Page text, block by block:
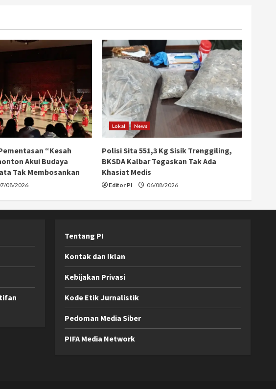
“Kesah
Akui Budaya
Tak Membosankan
08/2026
Lokal News
Polisi Sita 551,3 Kg Sisik Trenggiling,
BKSDA Kalbar Tegaskan Tak Ada
Khasiat Medis
Editor PI 06/08/2026
Tentang PI
Kontak dan Iklan
Kebijakan Privasi
Kode Etik Jurnalistik
Pedoman Media Siber
PIFA Media Network